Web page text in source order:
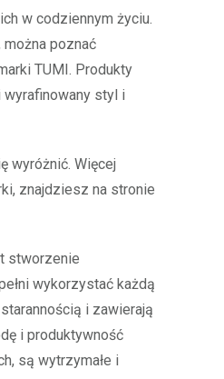
w codziennym życiu.
poznać
TUMI. Produkty
wyrafinowany styl i
wyróżnić. Więcej
znajdziesz na stronie
stworzenie
wykorzystać każdą
i zawierają
i produktywność
są wytrzymałe i